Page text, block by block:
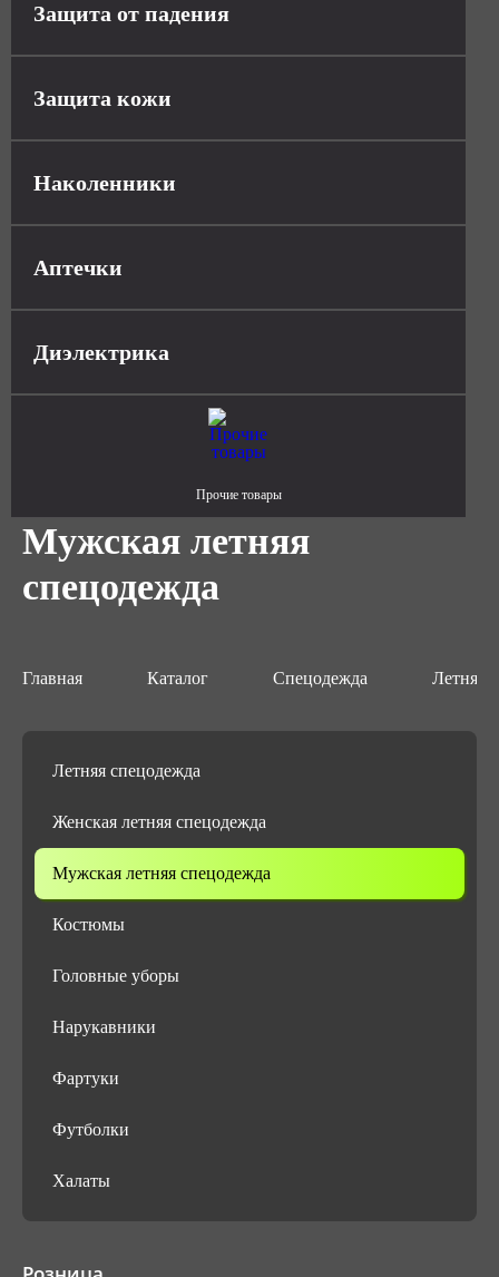
Защита от падения
Защита кожи
Наколенники
Аптечки
Диэлектрика
Прочие товары
Мужская летняя
спецодежда
Главная Каталог Спецодежда Летняя
Летняя спецодежда
Женская летняя спецодежда
Мужская летняя спецодежда
Костюмы
Головные уборы
Нарукавники
Фартуки
Футболки
Халаты